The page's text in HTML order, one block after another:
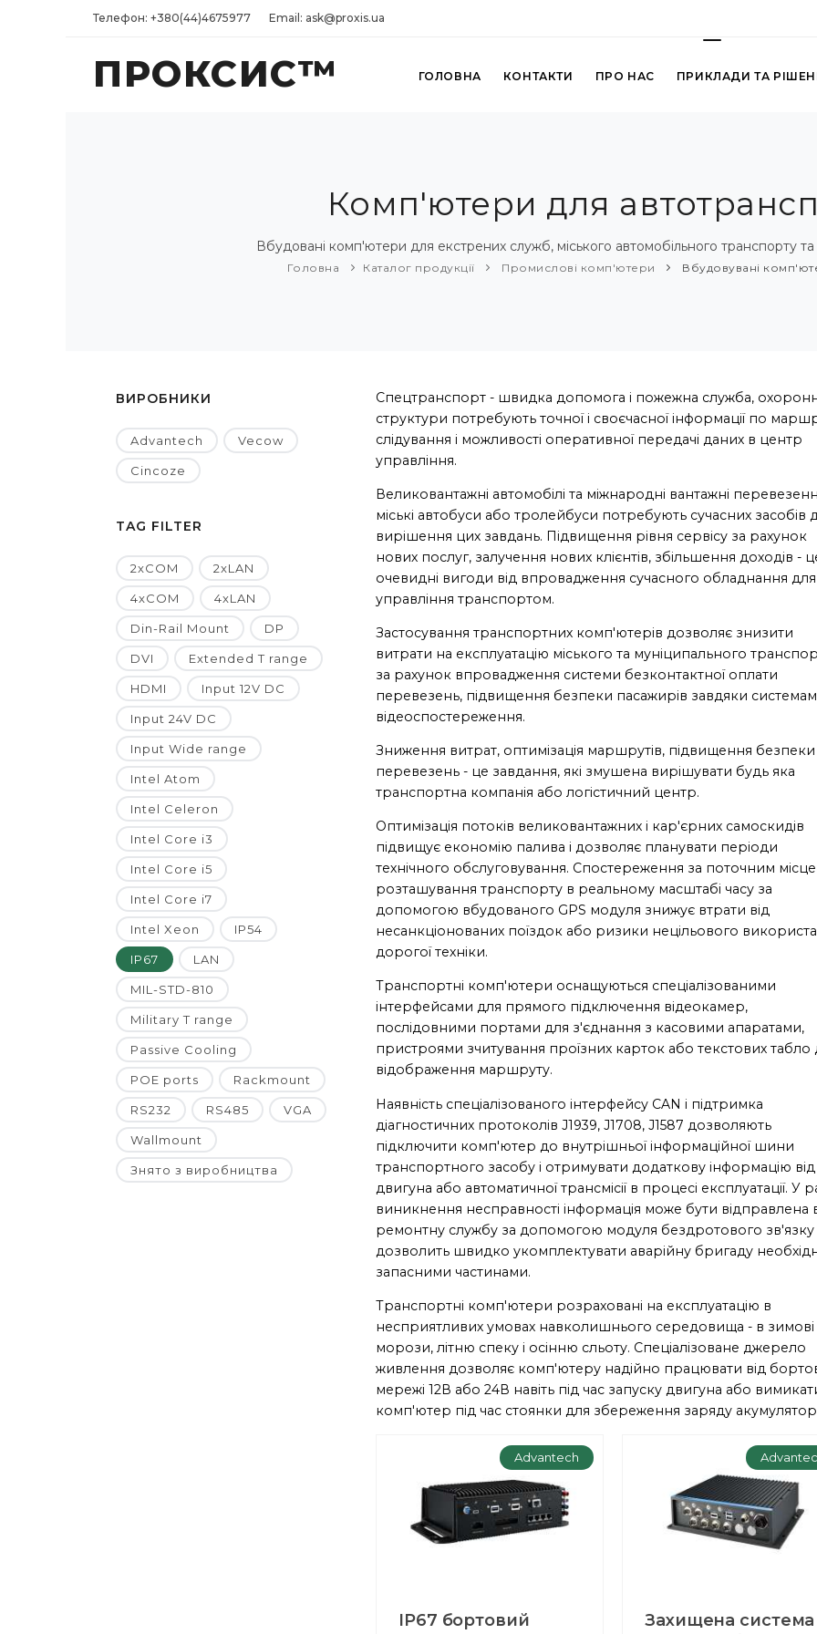
Телефон: +380(44)4675977 Email: ask@proxis.ua
ПРОКСИС™ ГОЛОВНА КОНТАКТИ ПРО НАС ПРИКЛАДИ ТА
Комп'ютери для
Вбудовані комп'ютери для екстрених служб, міського автомобільного транспорту та
Головна Каталог продукції Промислові комп'ютери Вбудовувані
ВИРОБНИКИ
Advantech Vecow
Cincoze
TAG FILTER
2xCOM 2xLAN
4xCOM 4xLAN
Din-Rail Mount DP
DVI Extended T range
HDMI Input 12V DC
Input 24V DC
Input Wide range
Intel Atom
Intel Celeron
Intel Core i3
Intel Core i5
Intel Core i7
Intel Xeon IP54
IP67 LAN
MIL-STD-810
Military T range
Passive Cooling
POE ports Rackmount
RS232 RS485 VGA
Wallmount
Знято з виробництва
Спецтранспорт - швидка допомога і пожежна служба,
структури потребують точної і своєчасної інформації по
слідування і можливості оперативної передачі даних в центр
управління.
Великовантажні автомобілі та міжнародні вантажні
міські автобуси або тролейбуси потребують сучасних засобів
вирішення цих завдань. Підвищення рівня сервісу за рахунок
нових послуг, залучення нових клієнтів, збільшення доходів -
очевидні вигоди від впровадження сучасного обладнання для
управління транспортом.
Застосування транспортних комп'ютерів дозволяє знизити
витрати на експлуатацію міського та муніципального
за рахунок впровадження системи безконтактної оплати
перевезень, підвищення безпеки пасажирів завдяки системам
відеоспостереження.
Зниження витрат, оптимізація маршрутів, підвищення безпеки
перевезень - це завдання, які змушена вирішувати будь яка
транспортна компанія або логістичний центр.
Оптимізація потоків великовантажних і кар'єрних самоскидів
підвищує економію палива і дозволяє планувати періоди
технічного обслуговування. Спостереження за поточним
розташування транспорту в реальному масштабі часу за
допомогою вбудованого GPS модуля знижує втрати від
несанкціонованих поїздок або ризики нецільового
дорогої техніки.
Транспортні комп'ютери оснащуються спеціалізованими
інтерфейсами для прямого підключення відеокамер,
послідовними портами для з'єднання з касовими апаратами,
пристроями зчитування проїзних карток або текстових табло
відображення маршруту.
Наявність спеціалізованого інтерфейсу CAN і підтримка
діагностичних протоколів J1939, J1708, J1587 дозволяють
підключити комп'ютер до внутрішньої інформаційної шини
транспортного засобу і отримувати додаткову інформацію від
двигуна або автоматичної трансмісії в процесі експлуатації. У
виникнення несправності інформація може бути відправлена
ремонтну службу за допомогою модуля бездротового зв'язку
дозволить швидко укомплектувати аварійну бригаду
запасними частинами.
Транспортні комп'ютери розраховані на експлуатацію в
несприятливих умовах навколишнього середовища - в зимові
морози, літню спеку і осінню сльоту. Спеціалізоване джерело
живлення дозволяє комп'ютеру надійно працювати від
мережі 12В або 24В навіть під час запуску двигуна або
комп'ютер під час стоянки для збереження заряду
Advantech
IP67 бортовий
Захищена система